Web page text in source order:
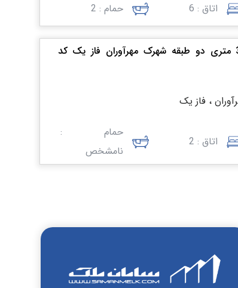
اتاق : 6 حمام : 2
فروش منزل مسکونی 300 متری دو طبقه شهرک مهرآوران فاز یک کد
، فاز یک
اتاق : 2
حمام :
نامشخص